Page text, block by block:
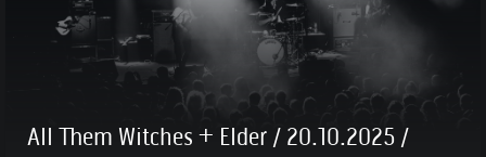
All Them Witches + Elder / 20.10.2025 /